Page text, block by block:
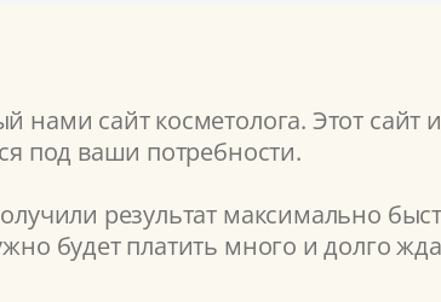
нами сайт косметолога. Этот
под ваши потребности.
результат максимально
будет платить много и долго